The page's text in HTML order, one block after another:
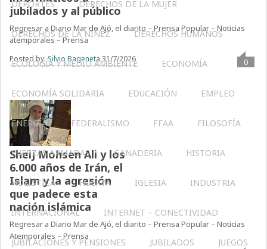
DEPORTES DERECHOS DE LA MUJER
DERECHOS DE LA NIÑEZ DERECHOS HUMANOS
ECOLOGÍA Y MEDIO AMBIENTE ECONOMÍA
ECONOMÍA SOLIDARIA EDUCACIÓN EMPLEO
ENERGÍA FEDERALISMO FFAA FILOSOFÍA
FUERZAS ARMADAS GANADERIA HISTORIA
HOLÍSTICA HUERTA IGLESIA INDUSTRIA
INTERNACIONAL INTERNET – CONECTIVIDAD
JUBILACIONES Y PENSIONES JUBILADOS JUEGOS
jubilados y al público
Regresar a Diario Mar de Ajó, el diarito – Prensa Popular – Noticias
atemporales – Prensa
Posted by:Silvio Bageneta 31/7/2026 0
Sheij Mohsen Ali y los
6.000 años de Irán, el
Islam y la agresión
que padece esta
nación islámica
Regresar a Diario Mar de Ajó, el diarito – Prensa Popular – Noticias
Atemporales – Prensa